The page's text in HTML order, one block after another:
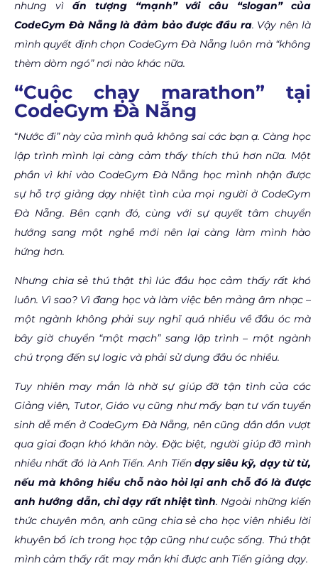
nhưng vì ấn tượng “mạnh” với câu “slogan” của
CodeGym Đà Nẵng là đảm bảo được đầu ra. Vậy nên là
mình quyết định chọn CodeGym Đà Nẵng luôn mà “không
thèm dòm ngó” nơi nào khác nữa.
“Cuộc chạy marathon” tại
CodeGym Đà Nẵng
“Nước đi” này của mình quả không sai các bạn ạ. Càng học
lập trình mình lại càng cảm thấy thích thú hơn nữa. Một
phần vì khi vào CodeGym Đà Nẵng học mình nhận được
sự hỗ trợ giảng dạy nhiệt tình của mọi người ở CodeGym
Đà Nẵng. Bên cạnh đó, cùng với sự quyết tâm chuyển
hướng sang một nghề mới nên lại càng làm mình hào
hứng hơn.
Nhưng chia sẻ thú thật thì lúc đầu học cảm thấy rất khó
luôn. Vì sao? Vì đang học và làm việc bên mảng âm nhạc –
một ngành không phải suy nghĩ quá nhiều về đầu óc mà
bây giờ chuyển “một mạch” sang lập trình – một ngành
chú trọng đến sự logic và phải sử dụng đầu óc nhiều.
Tuy nhiên may mắn là nhờ sự giúp đỡ tận tình của các
Giảng viên, Tutor, Giáo vụ cũng như mấy bạn tư vấn tuyển
sinh dễ mến ở CodeGym Đà Nẵng, nên cũng dần dần vượt
qua giai đoạn khó khăn này. Đặc biệt, người giúp đỡ mình
nhiều nhất đó là Anh Tiến. Anh Tiếndạy siêu kỹ, dạy từ từ,
nếu mà không hiểu chỗ nào hỏi lại anh chỗ đó là được
anh hướng dẫn, chỉ dạy rất nhiệt tình. Ngoài những kiến
thức chuyên môn, anh cũng chia sẻ cho học viên nhiều lời
khuyên bổ ích trong học tập cũng như cuộc sống. Thú thật
mình cảm thấy rất may mắn khi được anh Tiến giảng dạy.